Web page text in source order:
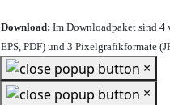
Download: Im Downloadpaket sind 4
EPS, PDF) und 3 Pixelgrafikformate
×
×